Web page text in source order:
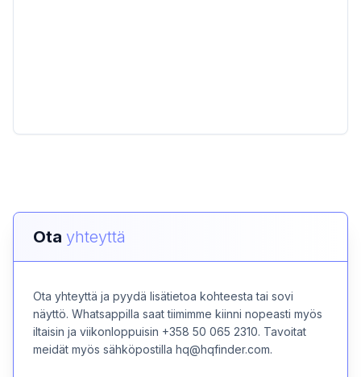
Ota yhteyttä
Ota yhteyttä ja pyydä lisätietoa kohteesta tai sovi
näyttö. Whatsappilla saat tiimimme kiinni nopeasti myös
iltaisin ja viikonloppuisin +358 50 065 2310. Tavoitat
meidät myös sähköpostilla hq@hqfinder.com.